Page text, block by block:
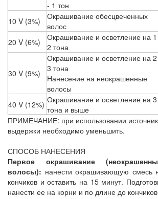
- 1 тон
10 V (3%)
Окрашивание обесцвеченных
волос
20 V (6%)
Окрашивание и осветление на
2 тона
30 V (9%)
Окрашивание и осветление на
3 тона
Нанесение на неокрашенные
волосы
40 V (12%) Окрашивание и осветление на 3
тона и выше
ПРИМЕЧАНИЕ: при использовании
выдержки необходимо уменьшить.
СПОСОБ НАНЕСЕНИЯ
Первое окрашивание
волосы): нанести окрашивающую смесь
кончиков и оставить на 15 минут.
нанести ее на корни и по длине до